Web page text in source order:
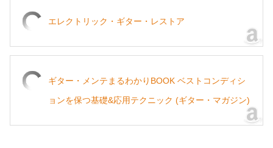
エレクトリック・ギター・レストア
ギター・メンテまるわかりBOOK ベストコンディシ
ョンを保つ基礎&応用テクニック (ギター・マガジン)